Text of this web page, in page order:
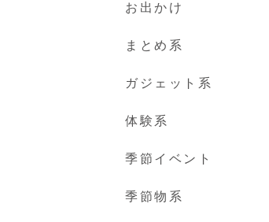
お出かけ
まとめ系
ガジェット系
体験系
季節イベント
季節物系